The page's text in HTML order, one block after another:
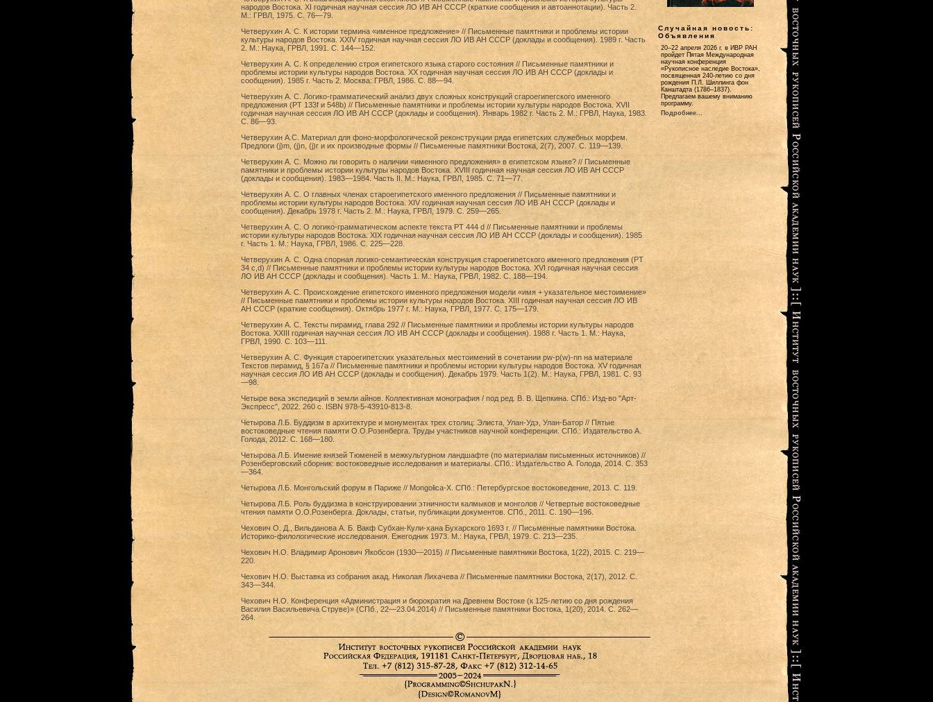
народов Востока. XI годичная научная сессия ЛО ИВ АН СССР (краткие сообщения и автоаннотации). Часть 2.
М.: ГРВЛ, 1975. С. 76—79.
Четверухин А. С. К истории термина «именное предложение» // Письменные памятники и проблемы истории
культуры народов Востока. XXIV годичная научная сессия ЛО ИВ АН СССР (доклады и сообщения). 1989 г. Часть
2. М.: Наука, ГРВЛ, 1991. С. 144—152.
Четверухин А. С. К определению строя египетского языка старого состояния // Письменные памятники и
проблемы истории культуры народов Востока. XX годичная научная сессия ЛО ИВ АН СССР (доклады и
сообщения). 1985 г. Часть 2. Москва: ГРВЛ, 1986. С. 88—94.
Четверухин А. С. Логико-грамматический анализ двух сложных конструкций сгароегипегского именного
предложения (РТ 133f и 548b) // Письменные памятники и проблемы истории культуры народов Востока. XVII
годичная научная сессия ЛО ИВ АН СССР (доклады и сообщения). Январь 1982 г. Часть 2. М.: ГРВЛ, Наука, 1983.
С. 86—93.
Четверухин А.С. Материал для фоно-морфологической реконструкции ряда египетских служебных морфем.
Предлоги (j)m, (j)n, (j)r и их производные формы // Письменные памятники Востока, 2(7), 2007. С. 119—139.
Четверухин А. С. Можно ли говорить о наличии «именного предложения» в египетском языке? // Письменные
памятники и проблемы истории культуры народов Востока. XVIII годичная научная сессия ЛО ИВ АН СССР
(доклады и сообщения). 1983—1984. Часть II. М.: Наука, ГРВЛ, 1985. С. 71—77.
Четверухин А. С. О главных членах староегипетского именного предложения // Письменные памятники и
проблемы истории культуры народов Востока. XIV годичная научная сессия ЛО ИВ АН СССР (доклады и
сообщения). Декабрь 1978 г. Часть 2. М.: Наука, ГРВЛ, 1979. С. 259—265.
Четверухин А. С. О логико-грамматическом аспекте текста РТ 444 d // Письменные памятники и проблемы
истории культуры народов Востока. XIX годичная научная сессия ЛО ИВ АН СССР (доклады и сообщения). 1985
г. Часть 1. М.: Наука, ГРВЛ, 1986. С. 225—228.
Четверухин А. С. Одна спорная логико-семантическая конструкция староегипетского именного предложения (PT
34 с,d) // Письменные памятники и проблемы истории культуры народов Востока. XVI годичная научная сессия
ЛО ИВ АН СССР (доклады и сообщения). Часть 1. М.: Наука, ГРВЛ, 1982. С. 188—194.
Четверухин А. С. Происхождение египетского именного предложения модели «имя + указательное местоимение»
// Письменные памятники и проблемы истории культуры народов Востока. XIII годичная научная сессия ЛО ИВ
АН СССР (краткие сообщения). Октябрь 1977 г. М.: Наука, ГРВЛ, 1977. С. 175—179.
Четверухин А. С. Тексты пирамид, глава 292 // Письменные памятники и проблемы истории культуры народов
Востока. XXIII годичная научная сессия ЛО ИВ АН СССР (доклады и сообщения). 1988 г. Часть 1. М.: Наука,
ГРВЛ, 1990. С. 103—111.
Четверухин А. С. Функция староегипетских указательных местоимений в сочетании pw-p(w)-nn на материале
Текстов пирамид, § 167а // Письменные памятники и проблемы истории культуры народов Востока. XV годичная
научная сессия ЛО ИВ АН СССР (доклады и сообщения). Декабрь 1979. Часть 1(2). М.: Наука, ГРВЛ, 1981. С. 93
—98.
Четыре века экспедиций в земли айнов. Коллективная монография / под ред. В. В. Щепкина. СПб.: Изд-во "Арт-
Экспресс", 2022. 260 с. ISBN 978-5-43910-813-8.
Четырова Л.Б. Буддизм в архитектуре и монументах трех столиц: Элиста, Улан-Удэ, Улан-Батор // Пятые
востоковедные чтения памяти О.О.Розенберга. Труды участников научной конференции. СПб.: Издательство А.
Голода, 2012. С. 168—180.
Четырова Л.Б. Имение князей Тюменей в межкультурном ландшафте (по материалам письменных источников) //
Розенберговский сборник: востоковедные исследования и материалы. СПб.: Издательство А. Голода, 2014. С. 353
—364.
Четырова Л.Б. Монгольский форум в Париже // Mongolica-X. СПб.: Петербургское востоковедение, 2013. С. 119.
Четырова Л.Б. Роль буддизма в конструировании этничности калмыков и монголов // Четвертые востоковедные
чтения памяти О.О.Розенберга. Доклады, статьи, публикации документов. СПб., 2011. С. 190—196.
Чехович О. Д., Вильданова А. Б. Вакф Субхан-Кули-хана Бухарского 1693 г. // Письменные памятники Востока.
Историко-филологические исследования. Ежегодник 1973. М.: Наука, ГРВЛ, 1979. С. 213—235.
Чехович Н.О. Владимир Аронович Якобсон (1930—2015) // Письменные памятники Востока, 1(22), 2015. С. 219—
220.
Чехович Н.О. Выставка из собрания акад. Николая Лихачева // Письменные памятники Востока, 2(17), 2012. С.
343—344.
Чехович Н.О. Конференция «Администрация и бюрократия на Древнем Востоке (к 125-летию со дня рождения
Василия Васильевича Струве)» (СПб., 22—23.04.2014) // Письменные памятники Востока, 1(20), 2014. С. 262—
264.
Случайная новость:
Объявления
20–22 апреля 2026 г. в ИВР РАН
пройдет Пятая Международная
научная конференция
«Рукописное наследие Востока»,
посвященная 240-летию со дня
рождения П.Л. Шиллинга фон
Канштадта (1786–1837).
Предлагаем вашему вниманию
программу.
Подробнее...